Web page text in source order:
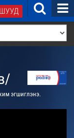
ШУУД
эгшиглэнэ.